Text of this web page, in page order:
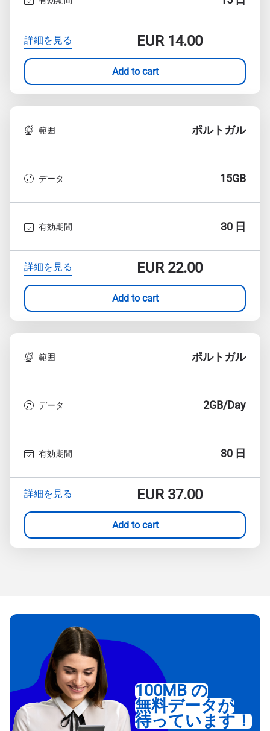
詳細を見る EUR14.00
Add to cart
範囲 ポルトガル
データ 15GB
有効期間 30 日
詳細を見る EUR22.00
Add to cart
範囲 ポルトガル
データ 2GB/Day
有効期間 30 日
詳細を見る EUR37.00
Add to cart
100MB の
無料データが
待っています！